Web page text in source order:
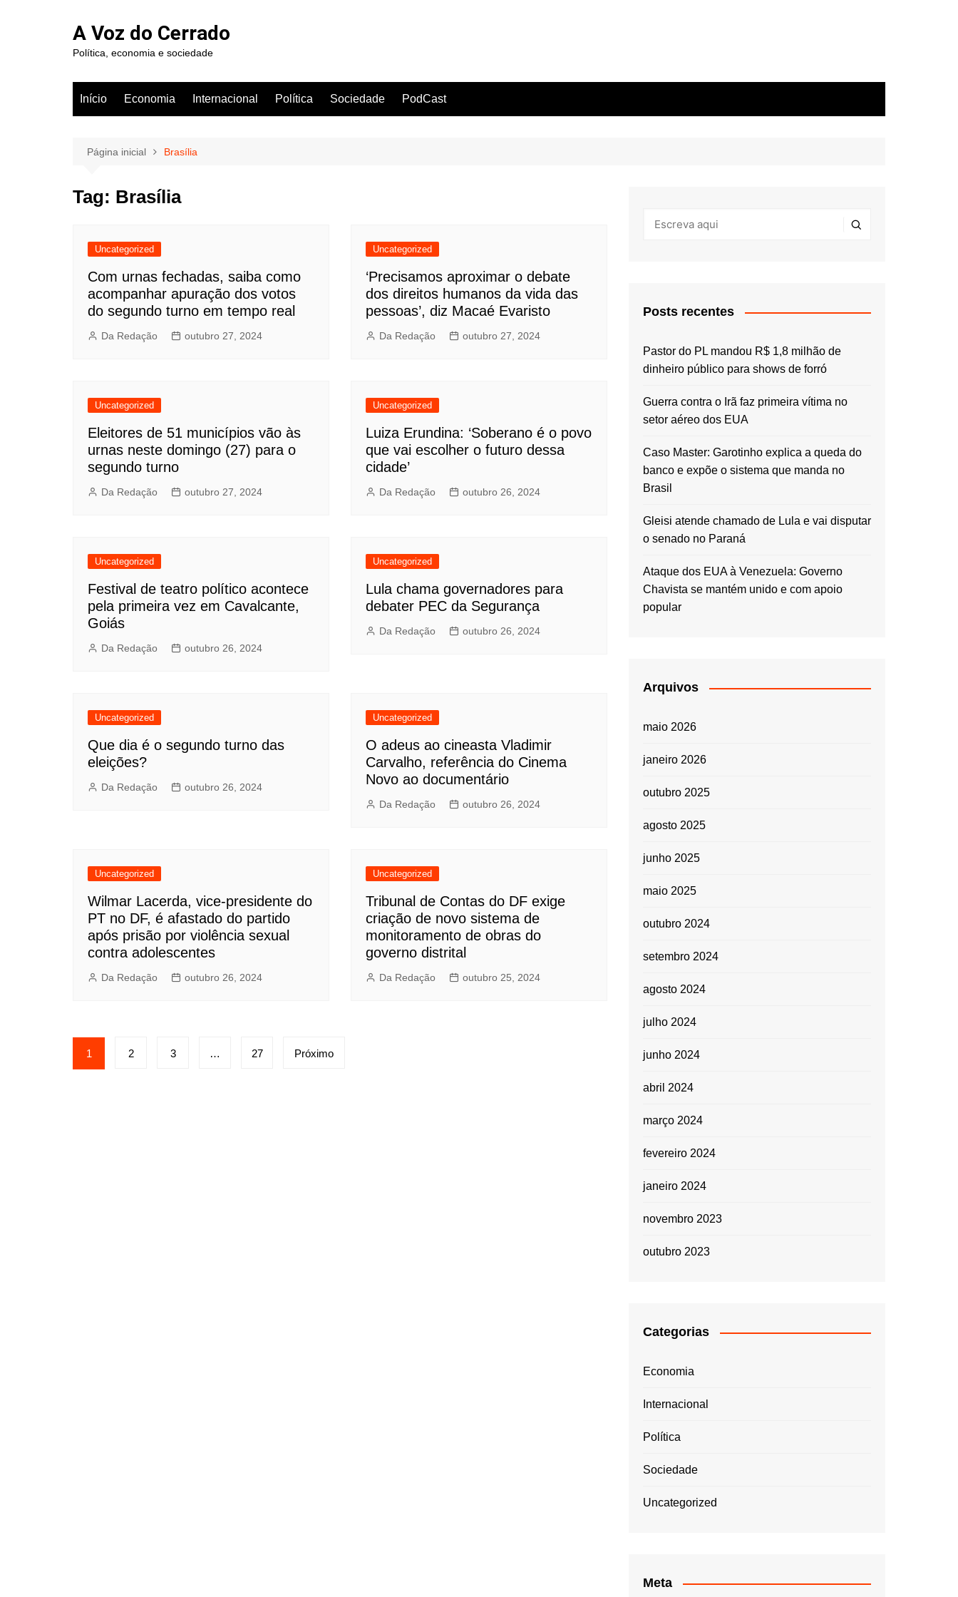
A Voz do Cerrado
Política, economia e sociedade
Início Economia Internacional Política Sociedade PodCast
Página inicial Brasília
Tag: Brasília
Uncategorized
Com urnas fechadas, saiba como
acompanhar apuração dos votos
do segundo turno em tempo real
Da Redação outubro 27, 2024
Uncategorized
‘Precisamos aproximar o debate
dos direitos humanos da vida das
pessoas’, diz Macaé Evaristo
Da Redação outubro 27, 2024
Uncategorized
Eleitores de 51 municípios vão às
urnas neste domingo (27) para o
segundo turno
Da Redação outubro 27, 2024
Uncategorized
Luiza Erundina: ‘Soberano é o povo
que vai escolher o futuro dessa
cidade’
Da Redação outubro 26, 2024
Uncategorized
Festival de teatro político acontece
pela primeira vez em Cavalcante,
Goiás
Da Redação outubro 26, 2024
Uncategorized
Lula chama governadores para
debater PEC da Segurança
Da Redação outubro 26, 2024
Uncategorized
Que dia é o segundo turno das
eleições?
Da Redação outubro 26, 2024
Uncategorized
O adeus ao cineasta Vladimir
Carvalho, referência do Cinema
Novo ao documentário
Da Redação outubro 26, 2024
Uncategorized
Wilmar Lacerda, vice-presidente do
PT no DF, é afastado do partido
após prisão por violência sexual
contra adolescentes
Da Redação outubro 26, 2024
Uncategorized
Tribunal de Contas do DF exige
criação de novo sistema de
monitoramento de obras do
governo distrital
Da Redação outubro 25, 2024
Paginação
de
1 2 3 … 27 Próximo
Posts recentes
Pastor do PL mandou R$ 1,8 milhão de
dinheiro público para shows de forró
Guerra contra o Irã faz primeira vítima no
setor aéreo dos EUA
Caso Master: Garotinho explica a queda do
banco e expõe o sistema que manda no
Brasil
Gleisi atende chamado de Lula e vai disputar
o senado no Paraná
Ataque dos EUA à Venezuela: Governo
Chavista se mantém unido e com apoio
popular
Arquivos
maio 2026
janeiro 2026
outubro 2025
agosto 2025
junho 2025
maio 2025
outubro 2024
setembro 2024
agosto 2024
julho 2024
junho 2024
abril 2024
março 2024
fevereiro 2024
janeiro 2024
novembro 2023
outubro 2023
Categorias
Economia
Internacional
Política
Sociedade
Uncategorized
Meta